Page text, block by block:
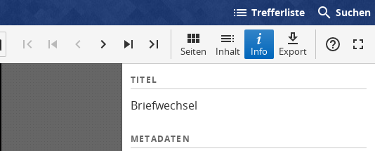
list Trefferliste search Suchen
Seiten Inhalt Info Export
I
f
TITEL
Briefwechsel
METADATEN